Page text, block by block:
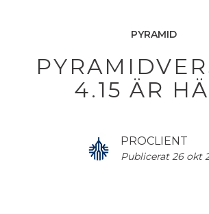
PYRAMID
4.15 ÄR
PROCLIENT
Publicerat 26 okt